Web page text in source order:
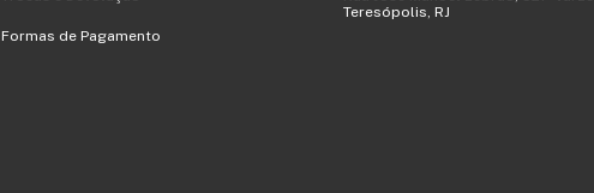
Formas de Pagamento
Teresópolis, RJ